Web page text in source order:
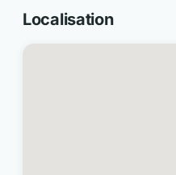
Localisation